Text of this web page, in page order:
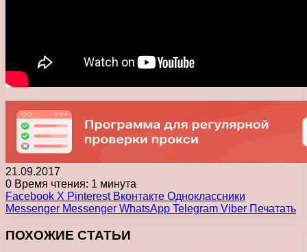
21.09.2017
0 Время чтения: 1 минута
Facebook X Pinterest Вконтакте Одноклассники
Messenger Messenger WhatsApp Telegram Viber Печатать
ПОХОЖИЕ СТАТЬИ